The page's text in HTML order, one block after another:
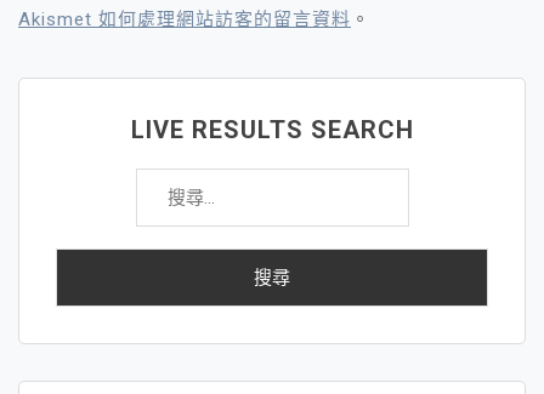
Akismet 如何處理網站訪客的留言資料 。
LIVE RESULTS SEARCH
搜
關